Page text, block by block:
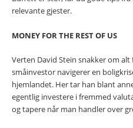
relevante gjester.
MONEY FOR THE REST OF US
Verten David Stein snakker om
småinvestor navigerer en
hjemlandet. Her tar han blant
egentlig investere i fremmed
og tapere når man handler over